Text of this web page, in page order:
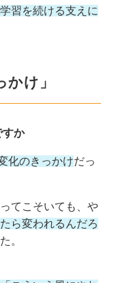
習を続ける支えに
け」
すか
化のきっかけだっ
てこそいても、や
たら変われるんだろ
。